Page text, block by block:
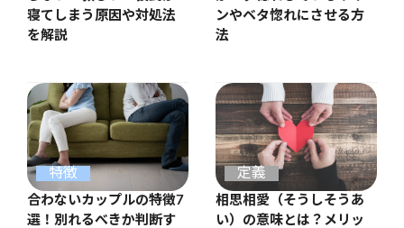
寝てしまう原因や対処法
を解説
ンやベタ惚れにさせる方
法
特徴
合わないカップルの特徴7
選！別れるべきか判断す
定義
相思相愛（そうしそうあ
い）の意味とは？メリッ